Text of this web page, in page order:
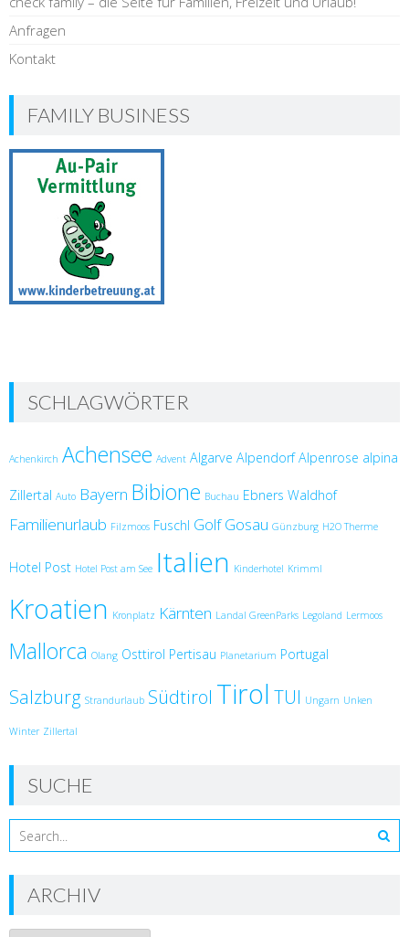
Anfragen
Kontakt
FAMILY BUSINESS
SCHLAGWÖRTER
Achenkirch Achensee Advent Algarve Alpendorf Alpenrose alpina
Zillertal Auto Bayern Bibione Buchau Ebners Waldhof
Familienurlaub Filzmoos Fuschl Golf Gosau Günzburg H2O Therme
Hotel Post Hotel Post am See Italien Kinderhotel Krimml
Kroatien Kronplatz Kärnten Landal GreenParks Legoland Lermoos
Mallorca Olang Osttirol Pertisau Planetarium Portugal
Salzburg Strandurlaub Südtirol Tirol TUI Ungarn Unken
Winter Zillertal
SUCHE
ARCHIV